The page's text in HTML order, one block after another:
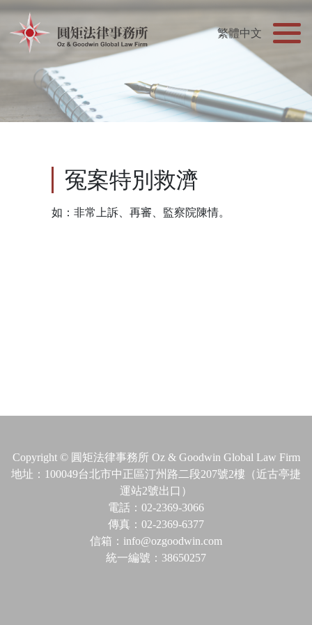
冤案特別救濟
如：非常上訴、再審、監察院陳情。
Copyright © 圓矩法律事務所 Oz & Goodwin Global Law Firm
地址：100049台北市中正區汀州路二段207號2樓（近古亭捷
運站2號出口）
電話：02-2369-3066
傳真：02-2369-6377
信箱：info@ozgoodwin.com
統一編號：38650257